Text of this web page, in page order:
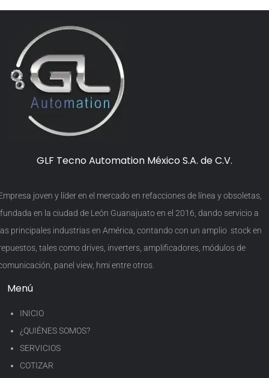
GLF Tecno Automation México S.A. de C.V.
joven y líder en el mercado en refacciones de línea y obsoletas,
en la ciudad de León Guanajuato en el 2016, dando servicio a
principales industrias en América, contando con un amplio stock en
tales como drives, inverters, amplificadores, módulos de
panel view, hmi entre otros.
Menú
INICIO
¿QUIÉNES SOMOS?
SERVICIOS
COTIZAR